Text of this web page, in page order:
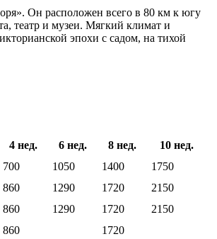
Он расположен всего в 80 км к югу
театр и музеи. Мягкий климат и
эпохи с садом, на тихой
4 нед. 6 нед. 8 нед.
10 нед.
700 1050 1400
1750
860 1290 1720
2150
860 1290 1720
2150
860 1720